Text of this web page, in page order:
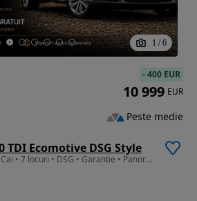
1 / 6
TDI Ecomotive DSG Style
1968 cm3 • 170 CP • 170 Cai • 7 locuri • DSG • Garantie • Panorama • Clima Spate • Uși el
-400 EUR
10 999 EUR
Peste medie